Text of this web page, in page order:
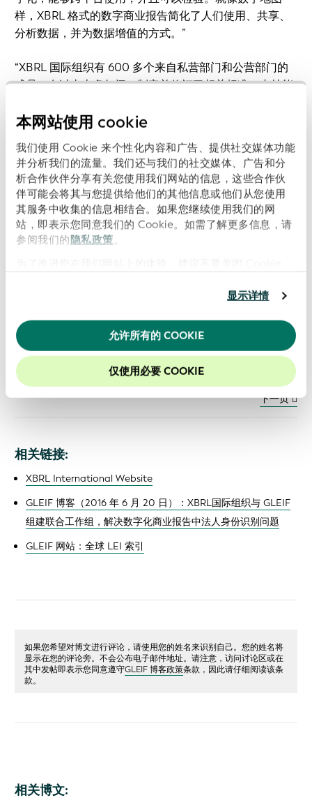
本网站使用 cookie
我们使用 Cookie 来个性化内容和广告、提供社交媒体功能
并分析我们的流量。我们还与我们的社交媒体、广告和分
析合作伙伴分享有关您使用我们网站的信息，这些合作伙
伴可能会将其与您提供给他们的其他信息或他们从您使用
其服务中收集的信息相结合。如果您继续使用我们的网
站，即表示您同意我们的 Cookie。如需了解更多信息，请
参阅我们的隐私政策 。
显示详情
允许所有的 COOKIE
仅使用必要 COOKIE
样，XBRL 格式的数字商业报告简化了人们使用、共享、
分析数据，并为数据增值的方式。”
“XBRL 国际组织有 600 多个来自私营部门和公营部门的
成员。在过去十多年间，制定并修订了相关标准，支持能
告的质量、一致性和可用性。”XBRL 可以通过多种方式应
商、分析师、投资者和会计师等使用。
GLEIF 曾与 XBRL International 开展合作，针对在 XBRL
分类和实例文件中 LEI 的一致性使用提出建议。（有关详
细信息，请参阅下文“相关链接”中标题为“XBRL
International 与 GLEIF 组建联合工作组，解决数字商业
上一页
下一页
相关链接:
XBRL International Website
GLEIF 博客（2016 年 6 月 20 日）：XBRL国际组织与 GLEIF
组建联合工作组，解决数字化商业报告中法人身份识别问题
GLEIF 网站：全球 LEI 索引
如果您希望对博文进行评论，请使用您的姓名来识别自己。您的姓名将
显示在您的评论旁。不会公布电子邮件地址。请注意，访问讨论区或在
其中发帖即表示您同意遵守GLEIF 博客政策条款，因此请仔细阅读该条
款。
相关博文: